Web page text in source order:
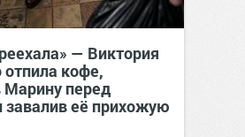
— Виктория
отпила кофе,
Марину перед
её прихожую